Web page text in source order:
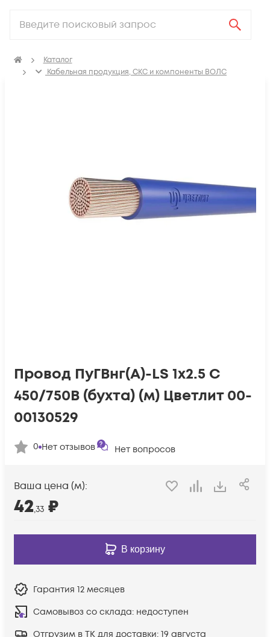
Каталог
Кабельная продукция, СКС и компоненты ВОЛС
Провод ПуГВнг(А)-LS 1х2.5 С
450/750В (бухта) (м) Цветлит 00-
00130529
0 Нет отзывов Нет вопросов
Ваша цена (м):
42,33 ₽
В корзину
Гарантия 12 месяцев
Самовывоз со склада: недоступен
Отгрузим в ТК для доставки: 19 августа